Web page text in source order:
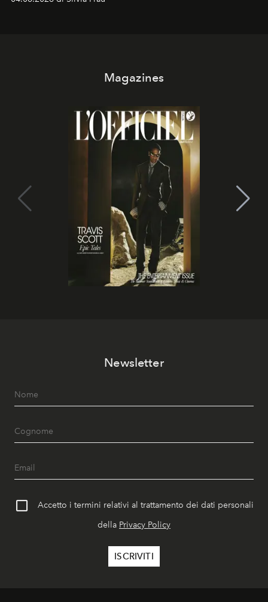
Magazines
Newsletter
Accetto i termini relativi al trattamento dei dati personali
della Privacy Policy